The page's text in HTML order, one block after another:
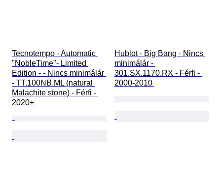
Tecnotempo - Automatic
"NobleTime"- Limited
Edition - - Nincs minimálár
- TT.100NB.ML (natural
Malachite stone) - Férfi -
2020+
Hublot - Big Bang - Nincs
minimálár -
301.SX.1170.RX - Férfi -
2000-2010